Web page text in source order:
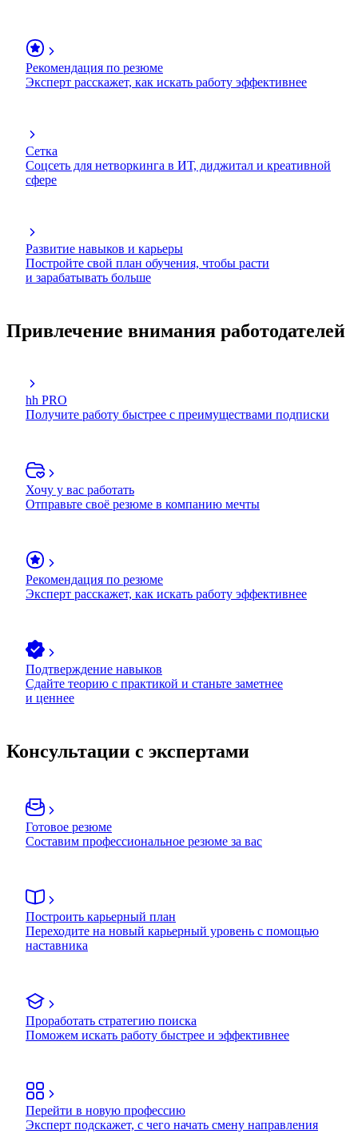
Рекомендация по резюме
Эксперт расскажет, как искать работу эффективнее
Сетка
Соцсеть для нетворкинга в ИТ, диджитал и креативной
сфере
Развитие навыков и карьеры
Постройте свой план обучения, чтобы расти
и зарабатывать больше
Привлечение внимания работодателей
hh PRO
Получите работу быстрее с преимуществами подписки
Хочу у вас работать
Отправьте своё резюме в компанию мечты
Рекомендация по резюме
Эксперт расскажет, как искать работу эффективнее
Подтверждение навыков
Сдайте теорию с практикой и станьте заметнее
и ценнее
Консультации с экспертами
Готовое резюме
Составим профессиональное резюме за вас
Построить карьерный план
Переходите на новый карьерный уровень с помощью
наставника
Проработать стратегию поиска
Поможем искать работу быстрее и эффективнее
Перейти в новую профессию
Эксперт подскажет, с чего начать смену направления